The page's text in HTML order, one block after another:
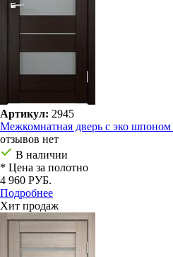
Артикул: 2945
Межкомнатная дверь с эко шпоном
отзывов нет
В наличии
* Цена за полотно
4 960 РУБ.
Подробнее
Хит продаж